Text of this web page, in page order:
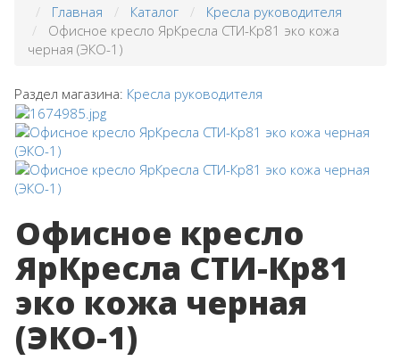
Главная Каталог
Кресла руководителя
Офисное кресло ЯрКресла СТИ-Кр81 эко кожа
черная (ЭКО-1)
Раздел магазина: Кресла руководителя
Офисное кресло
ЯрКресла СТИ-Кр81
эко кожа черная
(ЭКО-1)